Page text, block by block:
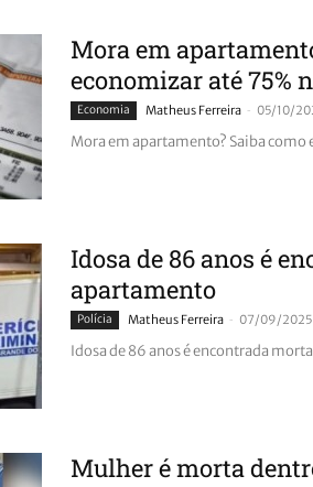
Mora em
economizar até 75%
Economia Matheus Ferreira - 05/10/
Mora em apartamento? Saiba como
Idosa de 86 anos é
apartamento
Polícia Matheus Ferreira - 07/09/2025
Idosa de 86 anos é encontrada
Mulher é morta